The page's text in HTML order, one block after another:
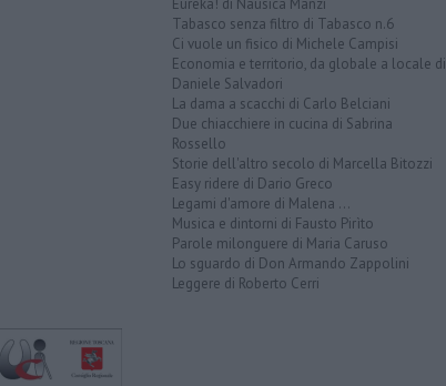
Eureka! di Nausica Manzi
Tabasco senza filtro di Tabasco n.6
Ci vuole un fisico di Michele Campisi
Economia e territorio, da globale a locale di
Daniele Salvadori
La dama a scacchi di Carlo Belciani
Due chiacchiere in cucina di Sabrina
Rossello
Storie dell'altro secolo di Marcella Bitozzi
Easy ridere di Dario Greco
Legami d'amore di Malena ...
Musica e dintorni di Fausto Pirìto
Parole milonguere di Maria Caruso
Lo sguardo di Don Armando Zappolini
Leggere di Roberto Cerri